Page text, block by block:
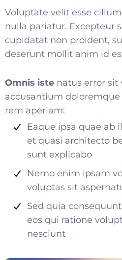
Voluptate velit esse
nulla pariatur. Excepteur
cupidatat non proident,
deserunt mollit anim id
Omnis iste natus error
accusantium
rem aperiam:
Eaque ipsa quae ab
et quasi architecto
sunt explicabo
Nemo enim ipsam
voluptas sit
Sed quia
eos qui ratione
nesciunt